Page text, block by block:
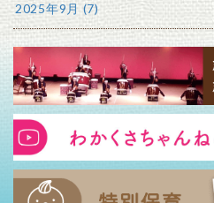
2025年9月 (7)